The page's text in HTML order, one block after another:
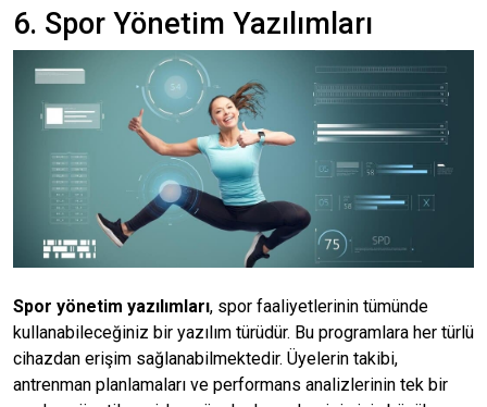
6. Spor Yönetim Yazılımları
Spor yönetim yazılımları, spor faaliyetlerinin tümünde
kullanabileceğiniz bir yazılım türüdür. Bu programlara her türlü
cihazdan erişim sağlanabilmektedir. Üyelerin takibi,
antrenman planlamaları ve performans analizlerinin tek bir